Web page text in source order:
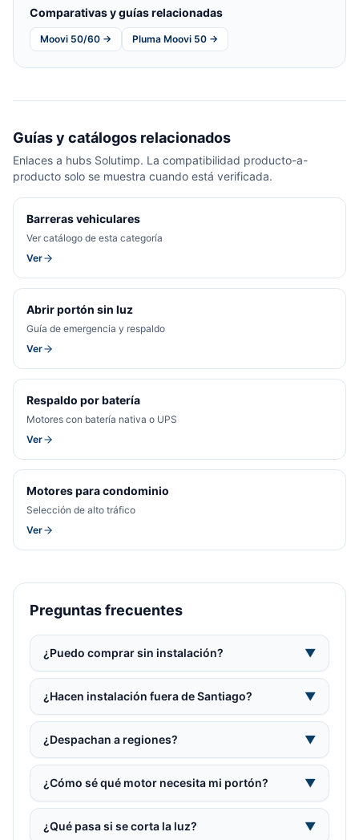
Comparativas y guías relacionadas
Moovi 50/60 → Pluma Moovi 50 →
Guías y catálogos relacionados
Enlaces a hubs Solutimp. La compatibilidad producto-a-
producto solo se muestra cuando está verificada.
Barreras vehiculares
Ver catálogo de esta categoría
Ver
Abrir portón sin luz
Guía de emergencia y respaldo
Ver
Respaldo por batería
Motores con batería nativa o UPS
Ver
Motores para condominio
Selección de alto tráfico
Ver
Preguntas frecuentes
¿Puedo comprar sin instalación? ▼
¿Hacen instalación fuera de Santiago? ▼
¿Despachan a regiones? ▼
¿Cómo sé qué motor necesita mi portón? ▼
¿Qué pasa si se corta la luz? ▼